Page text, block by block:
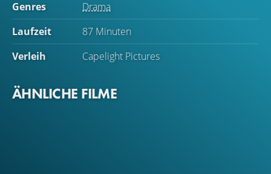
Genres
Drama
Laufzeit
87 Minuten
Verleih
Capelight Pictures
ÄHNLICHE FILME